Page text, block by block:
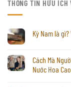
THÔNG TIN HỮU ÍCH
Kỳ Nam là
Cách Mà
Nước Hoa